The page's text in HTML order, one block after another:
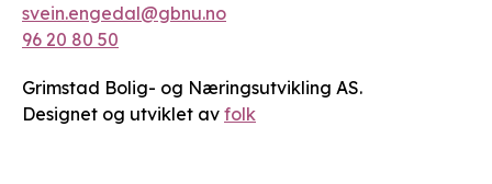
svein.engedal@gbnu.no
96 20 80 50
Grimstad Bolig- og Næringsutvikling AS.
Designet og utviklet av folk